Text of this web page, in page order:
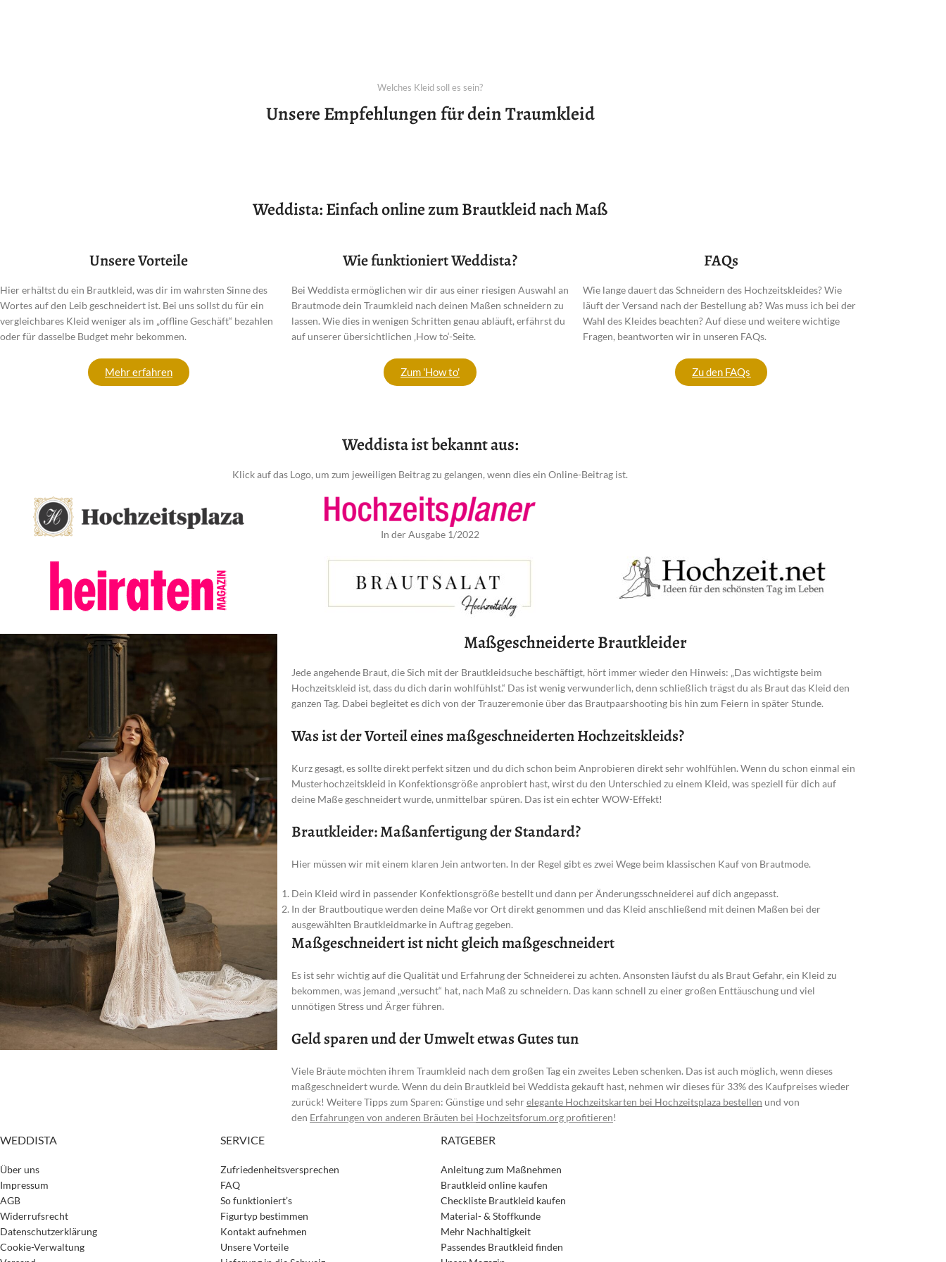
Welches Kleid soll es sein?
Unsere Empfehlungen für dein Traumkleid
Weddista: Einfach online zum Brautkleid nach Maß
Unsere Vorteile
Hier erhältst du ein Brautkleid, was dir im wahrsten Sinne des
Wortes auf den Leib geschneidert ist. Bei uns sollst du für ein
vergleichbares Kleid weniger als im „offline Geschäft“ bezahlen
oder für dasselbe Budget mehr bekommen.
Mehr erfahren
Wie funktioniert Weddista?
Bei Weddista ermöglichen wir dir aus einer riesigen Auswahl an
Brautmode dein Traumkleid nach deinen Maßen schneidern zu
lassen. Wie dies in wenigen Schritten genau abläuft, erfährst du
auf unserer übersichtlichen ‚How to‘-Seite.
Zum 'How to'
FAQs
Wie lange dauert das Schneidern des Hochzeitskleides? Wie
läuft der Versand nach der Bestellung ab? Was muss ich bei der
Wahl des Kleides beachten? Auf diese und weitere wichtige
Fragen, beantworten wir in unseren FAQs.
Zu den FAQs
Weddista ist bekannt aus:
Klick auf das Logo, um zum jeweiligen Beitrag zu gelangen, wenn dies ein Online-Beitrag ist.
In der Ausgabe 1/2022
Maßgeschneiderte Brautkleider
Jede angehende Braut, die Sich mit der Brautkleidsuche beschäftigt, hört immer wieder den Hinweis: „Das wichtigste beim
Hochzeitskleid ist, dass du dich darin wohlfühlst.“ Das ist wenig verwunderlich, denn schließlich trägst du als Braut das Kleid den
ganzen Tag. Dabei begleitet es dich von der Trauzeremonie über das Brautpaarshooting bis hin zum Feiern in später Stunde.
Was ist der Vorteil eines maßgeschneiderten Hochzeitskleids?
Kurz gesagt, es sollte direkt perfekt sitzen und du dich schon beim Anprobieren direkt sehr wohlfühlen. Wenn du schon einmal ein
Musterhochzeitskleid in Konfektionsgröße anprobiert hast, wirst du den Unterschied zu einem Kleid, was speziell für dich auf
deine Maße geschneidert wurde, unmittelbar spüren. Das ist ein echter WOW-Effekt!
Brautkleider: Maßanfertigung der Standard?
Hier müssen wir mit einem klaren Jein antworten. In der Regel gibt es zwei Wege beim klassischen Kauf von Brautmode.
Dein Kleid wird in passender Konfektionsgröße bestellt und dann per Änderungsschneiderei auf dich angepasst.
In der Brautboutique werden deine Maße vor Ort direkt genommen und das Kleid anschließend mit deinen Maßen bei der
ausgewählten Brautkleidmarke in Auftrag gegeben.
Maßgeschneidert ist nicht gleich maßgeschneidert
Es ist sehr wichtig auf die Qualität und Erfahrung der Schneiderei zu achten. Ansonsten läufst du als Braut Gefahr, ein Kleid zu
bekommen, was jemand „versucht“ hat, nach Maß zu schneidern. Das kann schnell zu einer großen Enttäuschung und viel
unnötigen Stress und Ärger führen.
Geld sparen und der Umwelt etwas Gutes tun
Viele Bräute möchten ihrem Traumkleid nach dem großen Tag ein zweites Leben schenken. Das ist auch möglich, wenn dieses
maßgeschneidert wurde. Wenn du dein Brautkleid bei Weddista gekauft hast, nehmen wir dieses für 33% des Kaufpreises wieder
zurück! Weitere Tipps zum Sparen: Günstige und sehrelegante Hochzeitskarten bei Hochzeitsplaza bestellen und von
den Erfahrungen von anderen Bräuten bei Hochzeitsforum.orgprofitieren!
WEDDISTA
Über uns
Impressum
AGB
Widerrufsrecht
Datenschutzerklärung
Cookie-Verwaltung
SERVICE
Zufriedenheitsversprechen
FAQ
So funktioniert’s
Figurtyp bestimmen
Kontakt aufnehmen
Unsere Vorteile
RATGEBER
Anleitung zum Maßnehmen
Brautkleid online kaufen
Checkliste Brautkleid kaufen
Material- & Stoffkunde
Mehr Nachhaltigkeit
Passendes Brautkleid finden